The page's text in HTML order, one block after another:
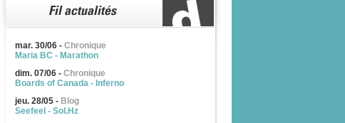
mar. 30/06 - Chronique
Maria BC - Marathon
dim. 07/06 - Chronique
Boards of Canada - Inferno
jeu. 28/05 - Blog
Seefeel - Sol.Hz